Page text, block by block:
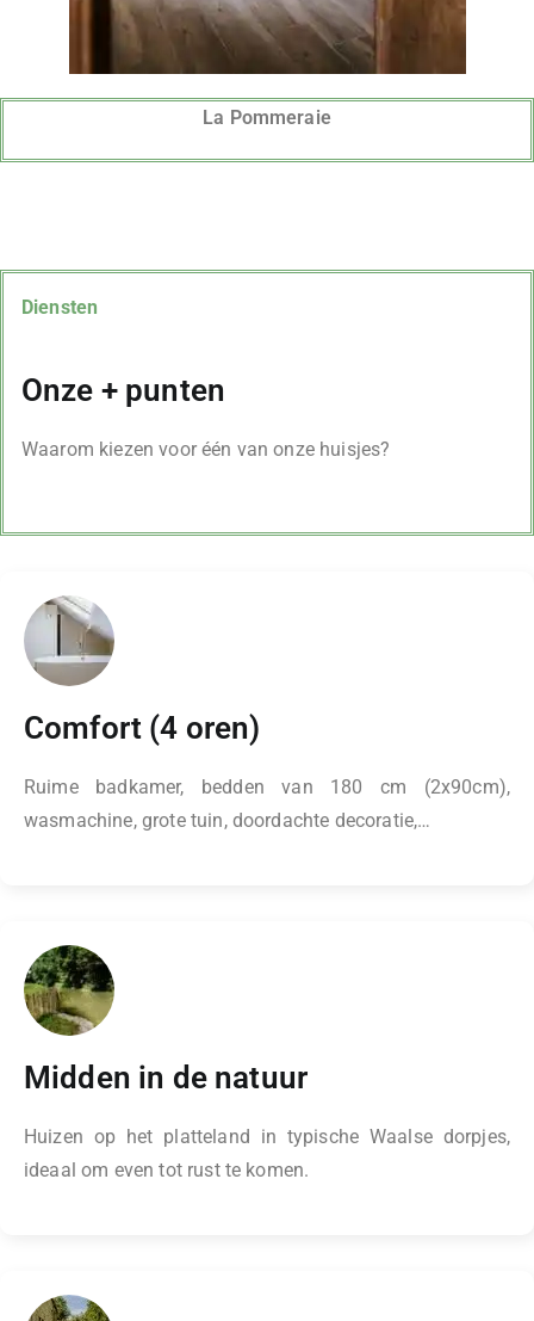
La Pommeraie
Diensten
Onze + punten
Waarom kiezen voor één van onze huisjes?
Comfort (4 oren)
Ruime badkamer, bedden van 180 cm (2x90cm),
wasmachine, grote tuin, doordachte decoratie,…
Midden in de natuur
Huizen op het platteland in typische Waalse dorpjes,
ideaal om even tot rust te komen.